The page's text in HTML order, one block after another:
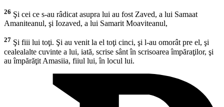
26 Şi cei ce s-au râdicat asupra lui au fost Zaved, a lui Samaat
Amaniteanul, şi Iozaved, a lui Samarit Moaviteanul,
27 Şi fiii lui toţi. Şi au venit la el toţi cinci, şi l-au omorât pre el, şi
cealealalte cuvinte a lui, iată, scrise sânt în scrisoarea împăraţilor, şi
au împărăţit Amasiia, fiiul lui, în locul lui.